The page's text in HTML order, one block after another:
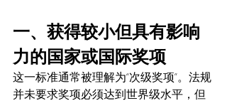
一、获得较小但具有影响
力的国家或国际奖项
这一标准通常被理解为“次级奖项”。法规
并未要求奖项必须达到世界级水平，但